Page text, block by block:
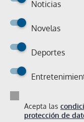
Noticias
Novelas
Deportes
Acepta las
protección de